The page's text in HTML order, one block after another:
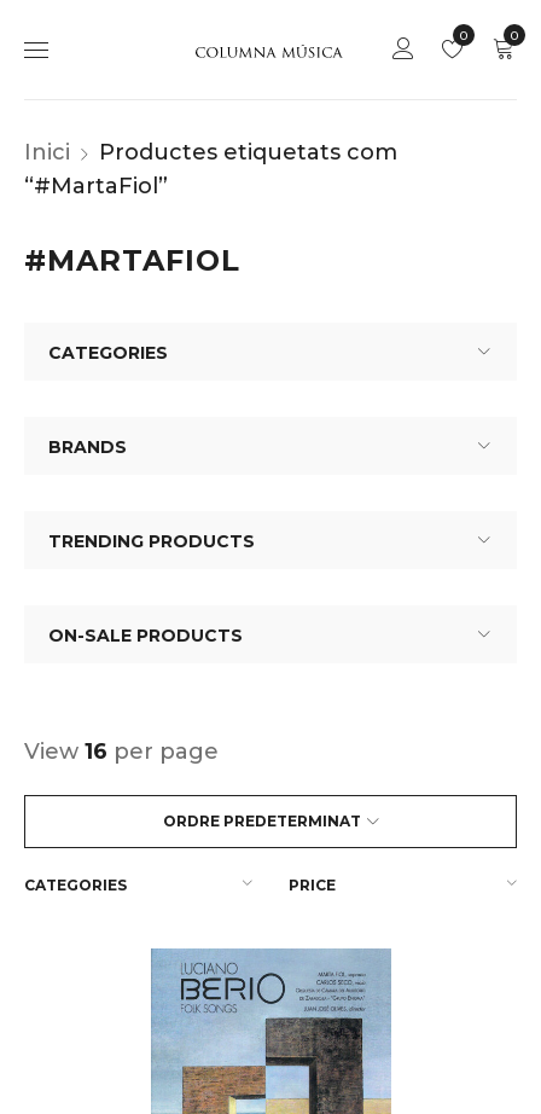
0
0
Inici
Productes etiquetats com
“#MartaFiol”
#MARTAFIOL
CATEGORIES
BRANDS
TRENDING PRODUCTS
ON-SALE PRODUCTS
ORDRE PREDETERMINAT
View 16 per page
CATEGORIES PRICE